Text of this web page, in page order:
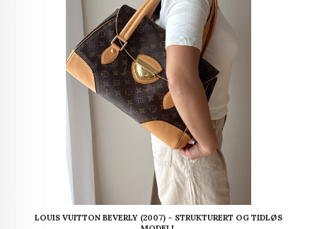
LOUIS VUITTON BEVERLY (2007) – STRUKTURERT OG TIDLØS